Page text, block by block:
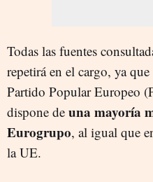
Todas las fuentes
repetirá en el cargo, ya
Partido Popular Europeo
dispone de una mayoría
Eurogrupo, al igual que
la UE.